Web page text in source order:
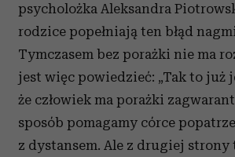
psycholożka Aleksandra
rodzice popełniają ten błąd
Tymczasem bez porażki nie ma
jest więc powiedzieć: „Tak to już
że człowiek ma porażki
sposób pomagamy córce
z dystansem. Ale z drugiej strony